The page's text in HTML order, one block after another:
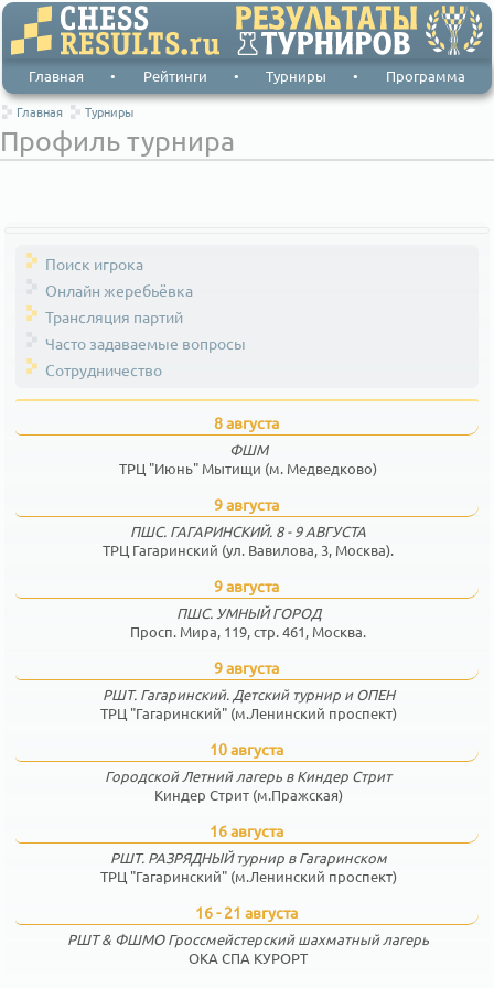
Главная • Рейтинги • Турниры • Программа
Главная Турниры
Профиль турнира
Поиск игрока
Онлайн жеребьёвка
Трансляция партий
Часто задаваемые вопросы
Сотрудничество
8 августа
ФШМ
ТРЦ "Июнь" Мытищи (м. Медведково)
9 августа
ПШС. ГАГАРИНСКИЙ. 8 - 9 АВГУСТА
ТРЦ Гагаринский (ул. Вавилова, 3, Москва).
9 августа
ПШС. УМНЫЙ ГОРОД
Просп. Мира, 119, стр. 461, Москва.
9 августа
РШТ. Гагаринский. Детский турнир и ОПЕН
ТРЦ "Гагаринский" (м.Ленинский проспект)
10 августа
Городской Летний лагерь в Киндер Стрит
Киндер Стрит (м.Пражская)
16 августа
РШТ. РАЗРЯДНЫЙ турнир в Гагаринском
ТРЦ "Гагаринский" (м.Ленинский проспект)
16 - 21 августа
РШТ & ФШМО Гроссмейстерский шахматный лагерь
ОКА СПА КУРОРТ